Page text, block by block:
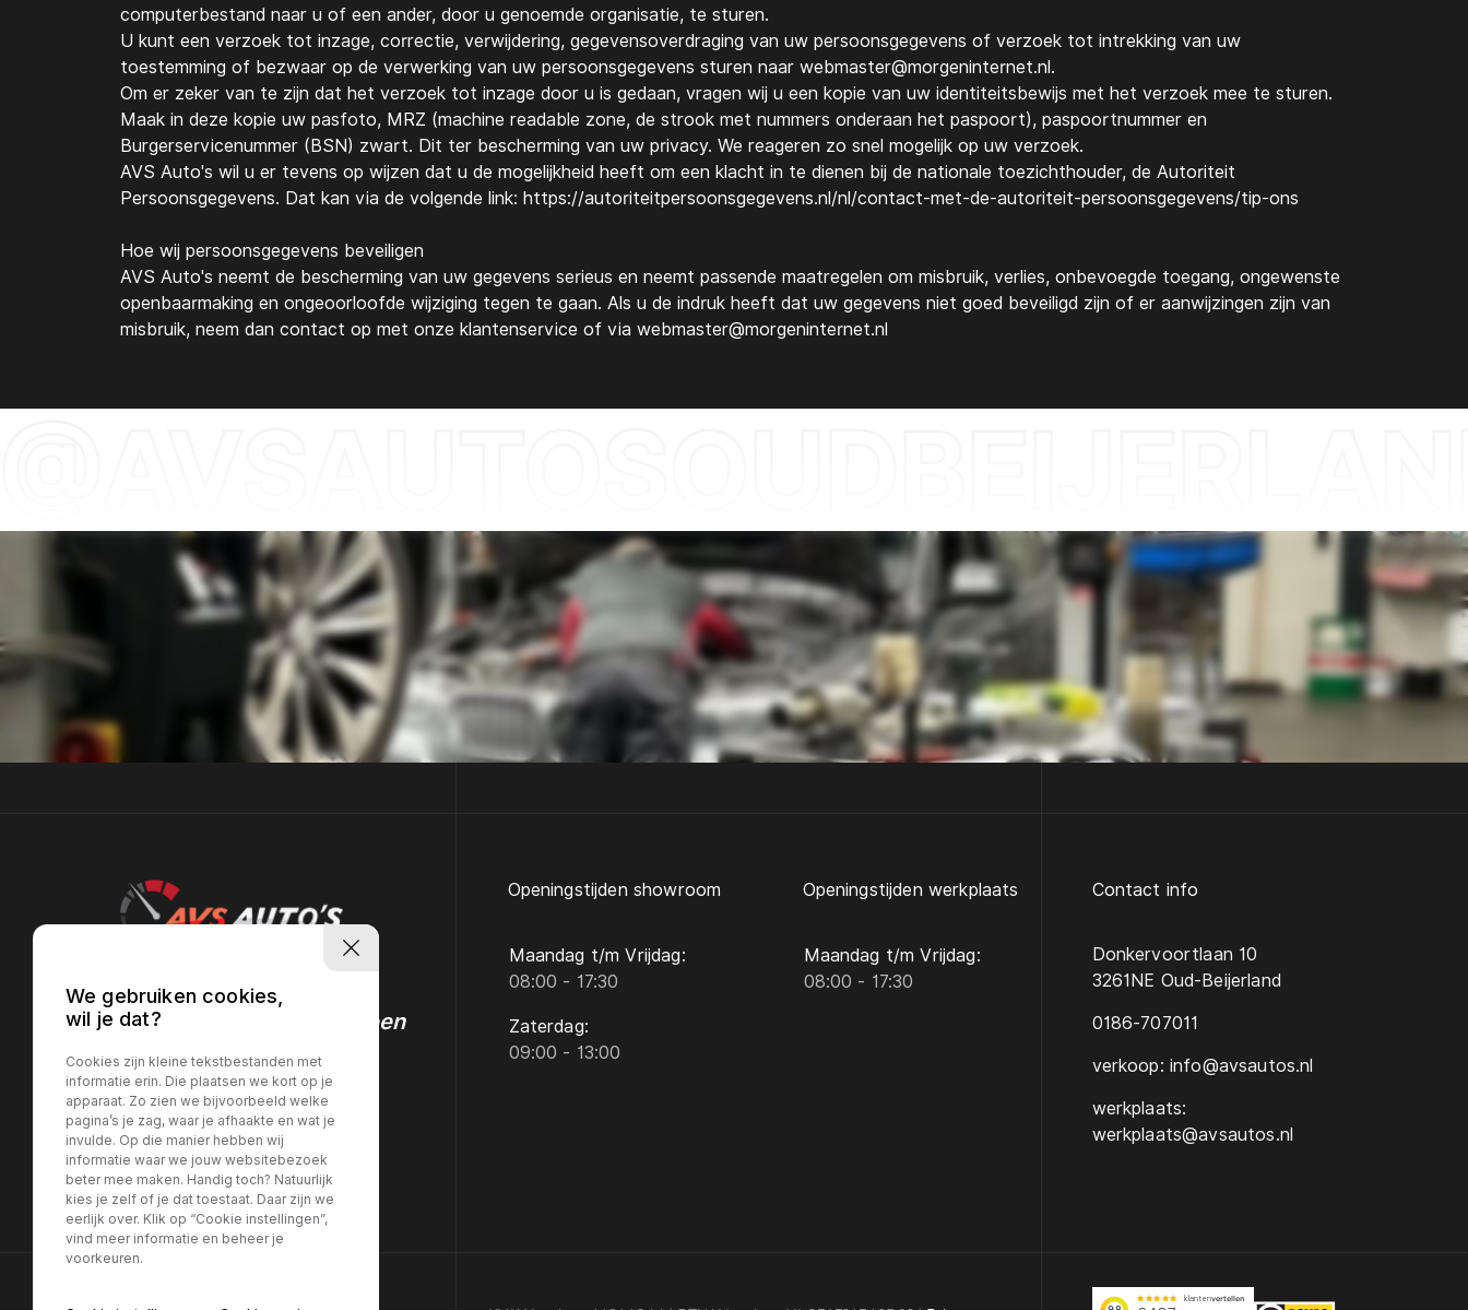
computerbestand naar u of een ander, door u genoemde organisatie, te sturen.
U kunt een verzoek tot inzage, correctie, verwijdering, gegevensoverdraging van uw persoonsgegevens of verzoek tot intrekking van uw
toestemming of bezwaar op de verwerking van uw persoonsgegevens sturen naar webmaster@morgeninternet.nl.
Om er zeker van te zijn dat het verzoek tot inzage door u is gedaan, vragen wij u een kopie van uw identiteitsbewijs met het verzoek mee te sturen.
Maak in deze kopie uw pasfoto, MRZ (machine readable zone, de strook met nummers onderaan het paspoort), paspoortnummer en
Burgerservicenummer (BSN) zwart. Dit ter bescherming van uw privacy. We reageren zo snel mogelijk op uw verzoek.
AVS Auto's wil u er tevens op wijzen dat u de mogelijkheid heeft om een klacht in te dienen bij de nationale toezichthouder, de Autoriteit
Persoonsgegevens. Dat kan via de volgende link: https://autoriteitpersoonsgegevens.nl/nl/contact-met-de-autoriteit-persoonsgegevens/tip-ons
Hoe wij persoonsgegevens beveiligen
AVS Auto's neemt de bescherming van uw gegevens serieus en neemt passende maatregelen om misbruik, verlies, onbevoegde toegang, ongewenste
openbaarmaking en ongeoorloofde wijziging tegen te gaan. Als u de indruk heeft dat uw gegevens niet goed beveiligd zijn of er aanwijzingen zijn van
misbruik, neem dan contact op met onze klantenservice of via webmaster@morgeninternet.nl
Vind vandaag nog uw
perfecte auto! Boek nu een
Maak een afspraak
Openingstijden showroom
Maandag t/m Vrijdag:
08:00 - 17:30
Zaterdag:
09:00 - 13:00
Openingstijden werkplaats
Maandag t/m Vrijdag:
08:00 - 17:30
Contact info
Donkervoortlaan 10
3261NE Oud-Beijerland
0186-707011
verkoop: info@avsautos.nl
werkplaats:
werkplaats@avsautos.nl
We gebruiken cookies,
wil je dat?
Cookies zijn kleine tekstbestanden met
informatie erin. Die plaatsen we kort op je
apparaat. Zo zien we bijvoorbeeld welke
pagina’s je zag, waar je afhaakte en wat je
invulde. Op die manier hebben wij
informatie waar we jouw websitebezoek
beter mee maken. Handig toch? Natuurlijk
kies je zelf of je dat toestaat. Daar zijn we
eerlijk over. Klik op “Cookie instellingen”,
vind meer informatie en beheer je
voorkeuren.